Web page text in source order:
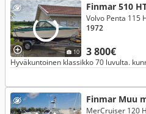
10
Finmar 510
3 800€
Volvo Penta 115
1972
Hyväkuntoinen klassikko 70 luvulta.
Finmar Muu
MerCruiser 120